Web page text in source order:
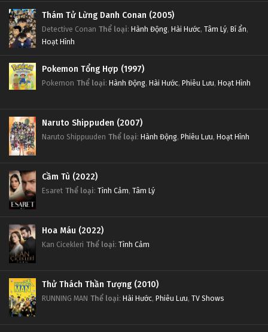
Thám Tử Lừng Danh Conan (2005)
Detective Conan Thể loại: Hành Động, Hài Hước, Tâm Lý, Bí ẩn,
Hoạt Hình
Pokemon Tổng Hợp (1997)
Pokemon Thể loại: Hành Động, Hài Hước, Phiêu Lưu, Hoạt Hình
Naruto Shippuden (2007)
Naruto Shippuuden Thể loại: Hành Động, Phiêu Lưu, Hoạt Hình
Cầm Tù (2022)
Esaret Thể loại: Tình Cảm, Tâm Lý
Hoa Máu (2022)
Kan Cicekleri Thể loại: Tình Cảm
Thử Thách Thần Tượng (2010)
RUNNING MAN Thể loại: Hài Hước, Phiêu Lưu, TV Shows